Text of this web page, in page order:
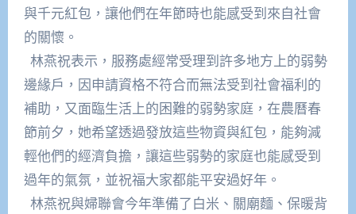
與千元紅包，讓他們在年節時也能感受到來自社會
的關懷。
林燕祝表示，服務處經常受理到許多地方上的弱勢
邊緣戶，因申請資格不符合而無法受到社會福利的
補助，又面臨生活上的困難的弱勢家庭，在農曆春
節前夕，她希望透過發放這些物資與紅包，能夠減
輕他們的經濟負擔，讓這些弱勢的家庭也能感受到
過年的氣氛，並祝福大家都能平安過好年。
林燕祝與婦聯會今年準備了白米、關廟麵、保暖背